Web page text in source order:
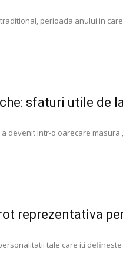
perioada anului in
sfaturi utile de
devenit intr-o oarecare
reprezentativa
tale care iti